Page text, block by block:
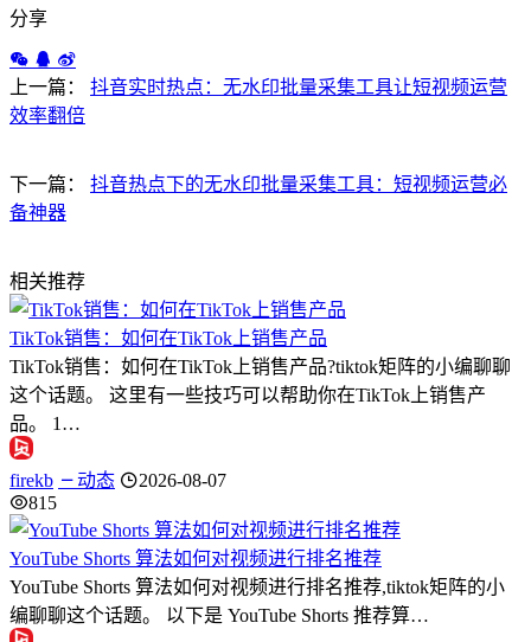
分享
上一篇：
抖音实时热点：无水印批量采集工具让短视频运营
效率翻倍
下一篇：
抖音热点下的无水印批量采集工具：短视频运营必
备神器
相关推荐
TikTok销售：如何在TikTok上销售产品
TikTok销售：如何在TikTok上销售产品?tiktok矩阵的小编聊聊
这个话题。 这里有一些技巧可以帮助你在TikTok上销售产
品。 1…
firekb 动态
2026-08-07
815
YouTube Shorts 算法如何对视频进行排名推荐
YouTube Shorts 算法如何对视频进行排名推荐,tiktok矩阵的小
编聊聊这个话题。 以下是 YouTube Shorts 推荐算…